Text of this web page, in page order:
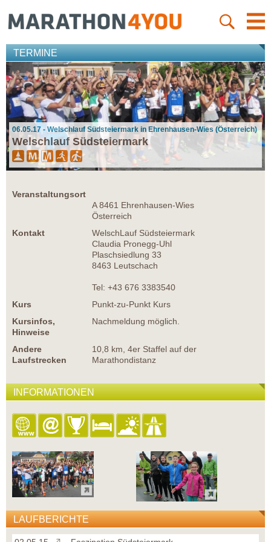
TERMINE
06.05.17 - Welschlauf Südsteiermark in Ehrenhausen-Wies (Österreich)
Welschlauf Südsteiermark
Veranstaltungsort
A 8461 Ehrenhausen-Wies
Österreich
Kontakt
WelschLauf Südsteiermark
Claudia Pronegg-Uhl
Plaschsiedlung 33
8463 Leutschach
Tel: +43 676 3383540
Kurs
Punkt-zu-Punkt Kurs
Kursinfos,
Hinweise
Nachmeldung möglich.
Andere
Laufstrecken
10,8 km, 4er Staffel auf der
Marathondistanz
INFORMATIONEN
LAUFBERICHTE